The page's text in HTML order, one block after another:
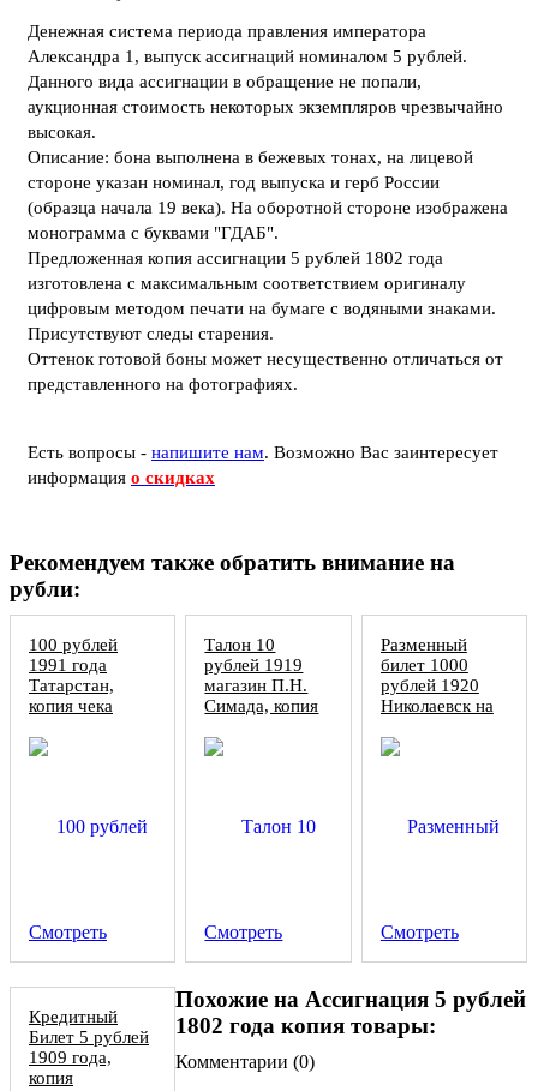
Денежная система периода правления императора
Александра 1, выпуск ассигнаций номиналом 5 рублей.
Данного вида ассигнации в обращение не попали,
аукционная стоимость некоторых экземпляров чрезвычайно
высокая.
Описание: бона выполнена в бежевых тонах, на лицевой
стороне указан номинал, год выпуска и герб России
(образца начала 19 века). На оборотной стороне изображена
монограмма с буквами "ГДАБ".
Предложенная копия ассигнации 5 рублей 1802 года
изготовлена с максимальным соответствием оригиналу
цифровым методом печати на бумаге с водяными знаками.
Присутствуют следы старения.
Оттенок готовой боны может несущественно отличаться от
представленного на фотографиях.
Есть вопросы - напишите нам. Возможно Вас заинтересует
информация о скидках
Рекомендуем также обратить внимание на
рубли:
100 рублей
1991 года
Татарстан,
копия чека
Смотреть
Талон 10
рублей 1919
магазин П.Н.
Симада, копия
Смотреть
Разменный
билет 1000
рублей 1920
Николаевск на
Смотреть
Кредитный
Билет 5 рублей
1909 года,
копия
Похожие на Ассигнация 5 рублей
1802 года копия товары:
Комментарии (0)